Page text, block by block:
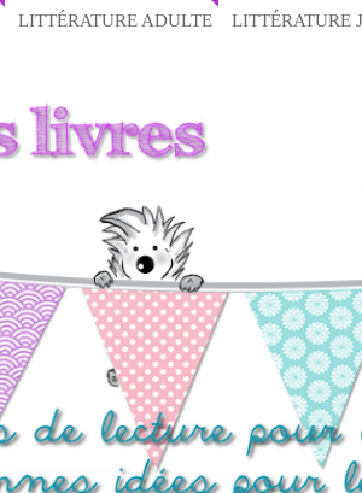
LITTÉRATURE ADULTE LITTÉRATURE